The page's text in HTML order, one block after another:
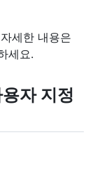
세한 내용은
세요.
자 지정